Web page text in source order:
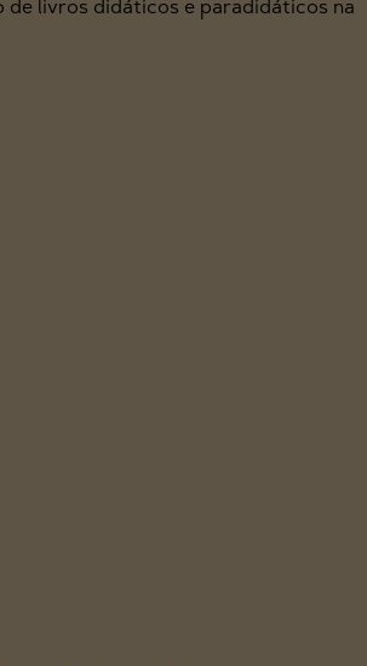
de livros didáticos e paradidáticos na